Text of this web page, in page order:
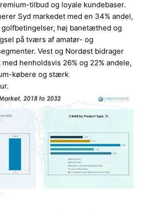
tilbud og loyale kundebaser.
Syd markedet med en 34% andel,
høj banetæthed og
på tværs af amatør- og
Vest og Nordøst bidrager
henholdsvis 26% og 22% andele,
købere og stærk